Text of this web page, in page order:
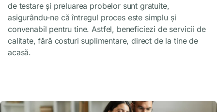
de testare și preluarea probelor sunt gratuite,
asigurându-ne că întregul proces este simplu și
convenabil pentru tine. Astfel, beneficiezi de servicii de
calitate, fără costuri suplimentare, direct de la tine de
acasă.